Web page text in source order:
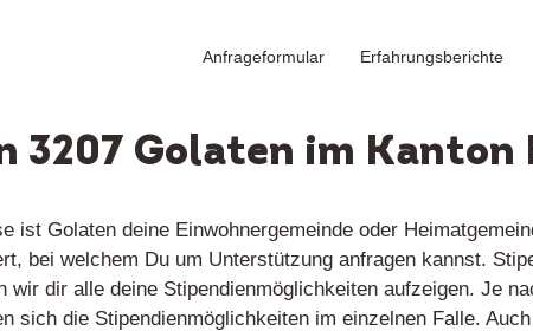
Anfrageformular Erfahrungsberichte
3207 Golaten im Kanton
ist Golaten deine Einwohnergemeinde oder
bei welchem Du um Unterstützung anfragen kannst.
wir dir alle deine Stipendienmöglichkeiten aufzeigen. Je
sich die Stipendienmöglichkeiten im einzelnen Falle.